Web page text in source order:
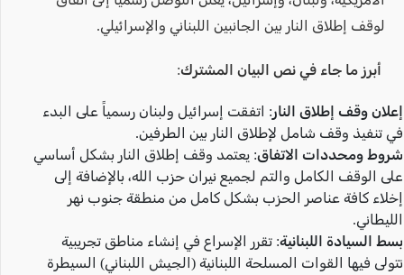
لوقف إطلاق النار بين الجانبين اللبناني والإسرائيلي.
أبرز ما جاء في نص البيان المشترك:
إعلان وقف إطلاق النار:اتفقت إسرائيل ولبنان رسمياً على البدء
في تنفيذ وقف شامل لإطلاق النار بين الطرفين.
شروط ومحددات الاتفاق:يعتمد وقف إطلاق النار بشكل أساسي
على الوقف الكامل والتم لجميع نيران حزب الله، بالإضافة إلى
إخلاء كافة عناصر الحزب بشكل كامل من منطقة جنوب نهر
الليطاني.
بسط السيادة اللبنانية:تقرر الإسراع في إنشاء مناطق تجريبية
تتولى فيها القوات المسلحة اللبنانية (الجيش اللبناني) السيطرة